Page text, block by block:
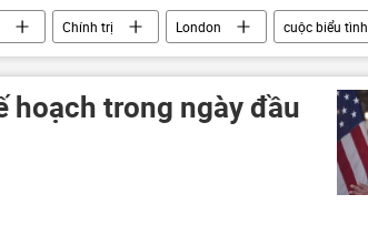
Chính trị London cuộc biểu tình
hoạch trong ngày đầu